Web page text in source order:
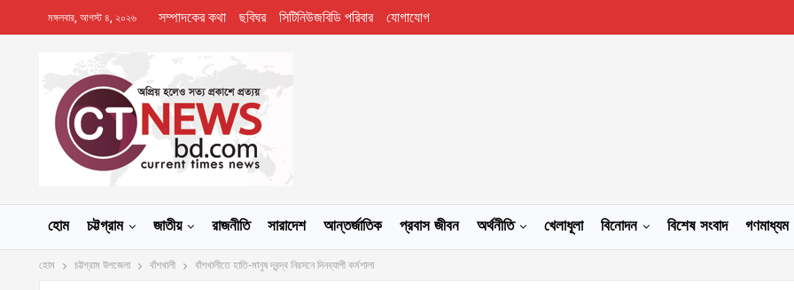
মঙ্গলবার, আগস্ট ৪, ২০২৬ সম্পাদকের কথা ছবিঘর সিটিনিউজবিডি পরিবার যোগাযোগ
হোম চট্টগ্রাম জাতীয় রাজনীতি সারাদেশ আন্তর্জাতিক প্রবাস জীবন অর্থনীতি খেলাধূলা বিনোদন বিশেষ সংবাদ গণমাধ্যম
হোম চট্টগ্রাম উপজেলা বাঁশখালী বাঁশখালীতে হাতি-মানুষ দ্বন্দ্ব নিরসনে দিনব্যাপী কর্মশালা